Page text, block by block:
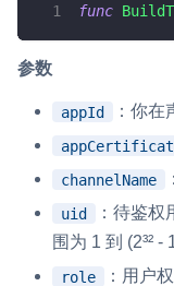
func
参数
appId ：你
channelName
uid
：待鉴
围为 1 到 (2³² -
role ：用户